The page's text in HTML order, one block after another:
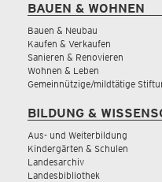
BAUEN & WOHNEN
Bauen & Neubau
Kaufen & Verkaufen
Sanieren & Renovieren
Wohnen & Leben
Gemeinnützige/mildtätige
BILDUNG &
Aus- und Weiterbildung
Kindergärten & Schulen
Landesarchiv
Landesbibliothek